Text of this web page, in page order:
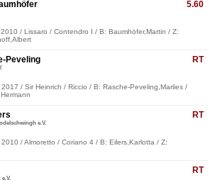
5.60
/ Lissaro / Contendro I / B: Baumhöfer,Martin / Z:
RT
Peveling
/ Sir Heinrich / Riccio / B: Rasche-Peveling,Marlies /
RT
e.V.
/ Almoretto / Coriano 4 / B: Eilers,Karlotta / Z:
RT